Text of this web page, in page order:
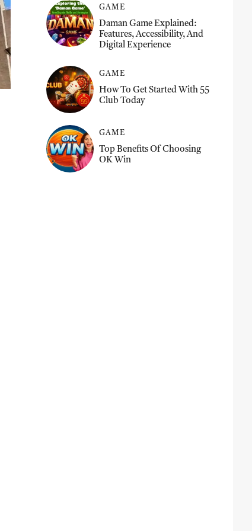
GAME
Daman Game Explained:
Features, Accessibility, And
Digital Experience
GAME
How To Get Started With 55
Club Today
GAME
Top Benefits Of Choosing
OK Win